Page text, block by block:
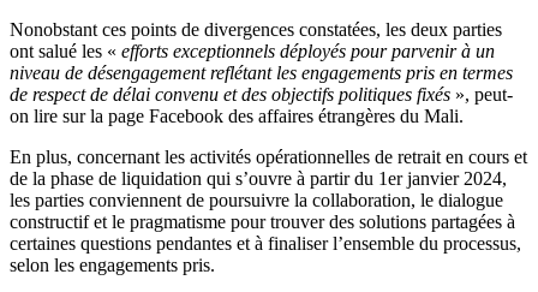
Nonobstant ces points de divergences constatées, les deux parties
ont salué les « efforts exceptionnels déployés pour parvenir à un
niveau de désengagement reflétant les engagements pris en termes
de respect de délai convenu et des objectifs politiques fixés », peut-
on lire sur la page Facebook des affaires étrangères du Mali.
En plus, concernant les activités opérationnelles de retrait en cours et
de la phase de liquidation qui s’ouvre à partir du 1erjanvier 2024,
les parties conviennent de poursuivre la collaboration, le dialogue
constructif et le pragmatisme pour trouver des solutions partagées à
certaines questions pendantes et à finaliser l’ensemble du processus,
selon les engagements pris.